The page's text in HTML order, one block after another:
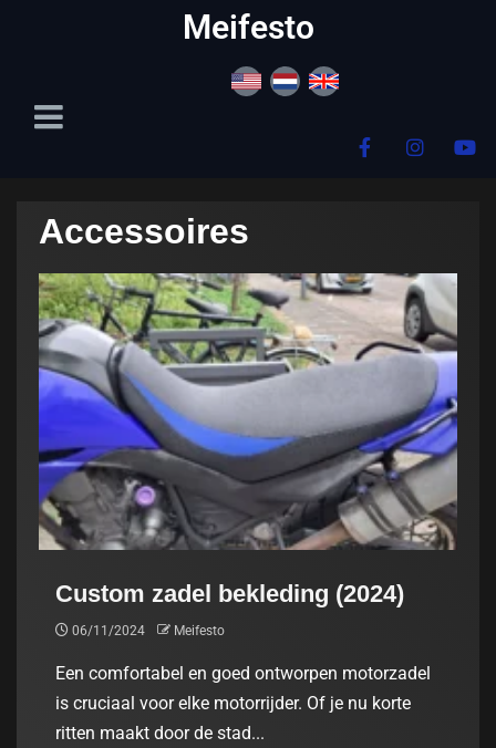
Meifesto
Accessoires
Custom zadel bekleding (2024)
06/11/2024 Meifesto
Een comfortabel en goed ontworpen motorzadel
is cruciaal voor elke motorrijder. Of je nu korte
ritten maakt door de stad...